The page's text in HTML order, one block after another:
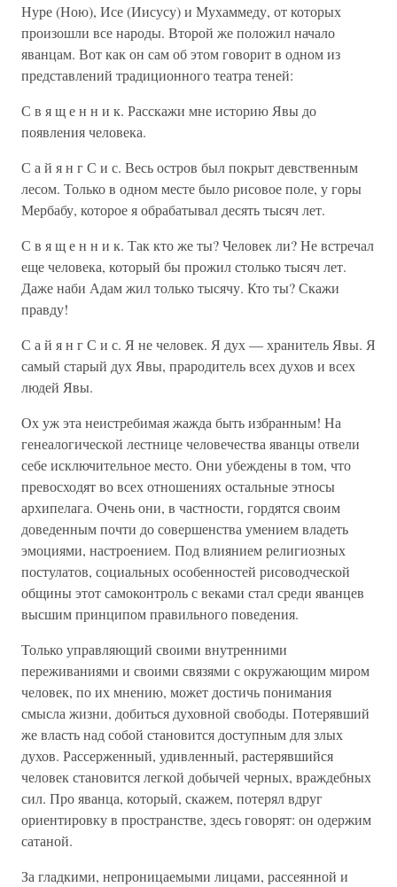
Нуре (Ною), Исе (Иисусу) и Мухаммеду, от которых
произошли все народы. Второй же положил начало
яванцам. Вот как он сам об этом говорит в одном из
представлений традиционного театра теней:
С в я щ е н н и к. Расскажи мне историю Явы до
появления человека.
С а й я н г С и с. Весь остров был покрыт девственным
лесом. Только в одном месте было рисовое поле, у горы
Мербабу, которое я обрабатывал десять тысяч лет.
С в я щ е н н и к. Так кто же ты? Человек ли? Не встречал
еще человека, который бы прожил столько тысяч лет.
Даже наби Адам жил только тысячу. Кто ты? Скажи
правду!
С а й я н г С и с. Я не человек. Я дух — хранитель Явы. Я
самый старый дух Явы, прародитель всех духов и всех
людей Явы.
Ох уж эта неистребимая жажда быть избранным! На
генеалогической лестнице человечества яванцы отвели
себе исключительное место. Они убеждены в том, что
превосходят во всех отношениях остальные этносы
архипелага. Очень они, в частности, гордятся своим
доведенным почти до совершенства умением владеть
эмоциями, настроением. Под влиянием религиозных
постулатов, социальных особенностей рисоводческой
общины этот самоконтроль с веками стал среди яванцев
высшим принципом правильного поведения.
Только управляющий своими внутренними
переживаниями и своими связями с окружающим миром
человек, по их мнению, может достичь понимания
смысла жизни, добиться духовной свободы. Потерявший
же власть над собой становится доступным для злых
духов. Рассерженный, удивленный, растерявшийся
человек становится легкой добычей черных, враждебных
сил. Про яванца, который, скажем, потерял вдруг
ориентировку в пространстве, здесь говорят: он одержим
сатаной.
За гладкими, непроницаемыми лицами, рассеянной и